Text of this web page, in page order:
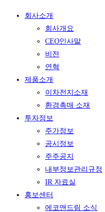
회사소개
회사개요
CEO인사말
비전
연혁
제품소개
이차전지소재
환경촉매 소재
투자정보
주가정보
공시정보
주주공지
내부정보관리규정
IR 자료실
홍보센터
에코앤드림 소식